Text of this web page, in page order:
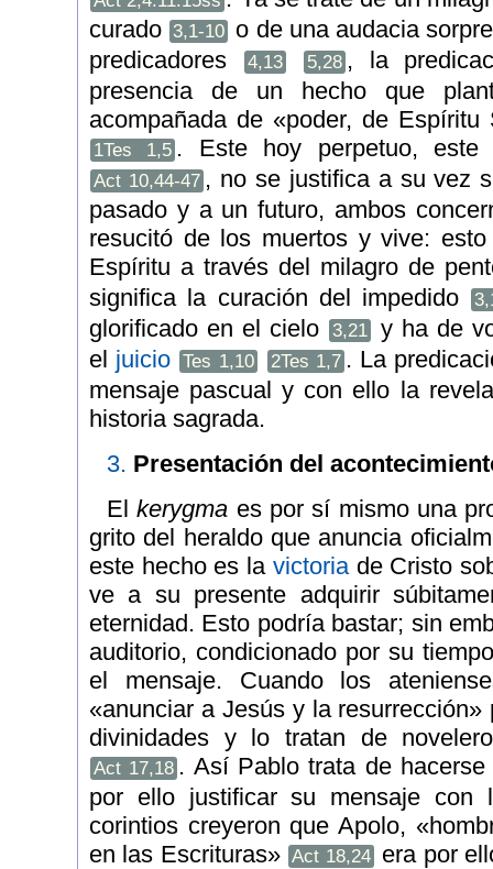
curado 3,1-10 o de una audacia
predicadores
4,13 5,28 , la
presencia de un hecho que
acompañada de «poder, de
1Tes 1,5 . Este hoy perpetuo, este
Act 10,44-47 , no se justifica a su vez
pasado y a un futuro, ambos
resucitó de los muertos y vive:
Espíritu a través del milagro de
significa la curación del impedido
glorificado en el cielo 3,21
y ha de
el juicio Tes 1,10 2Tes 1,7 . La
mensaje pascual y con ello la
historia sagrada.
3. Presentación del
Elkerygma es por sí mismo una
grito del heraldo que anuncia
este hecho es la victoriade Cristo
ve a su presente adquirir
eternidad. Esto podría bastar; sin
auditorio, condicionado por su
el mensaje. Cuando los
«anunciar a Jesús y la
divinidades y lo tratan de
Act 17,18 . Así Pablo trata de
por ello justificar su mensaje con
corintios creyeron que Apolo,
en las Escrituras» Act 18,24 era por